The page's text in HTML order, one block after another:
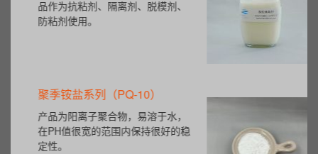
品作为抗粘剂、隔离剂、脱模剂、
防粘剂使用。
聚季铵盐系列（PQ-10）
产品为阳离子聚合物，易溶于水，
在PH值很宽的范围内保持很好的稳
定性。